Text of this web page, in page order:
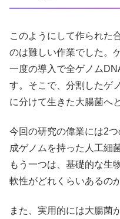
このようにして作られた
のは難しい作業でした。
一度の導入で全ゲノム
す。そこで、分割したゲ
に分けて生きた大腸菌へ
今回の研究の偉業には2
成ゲノムを持った人工細
もう一つは、基礎的な生
軟性がどれくらいあるの
また、実用的には大腸菌